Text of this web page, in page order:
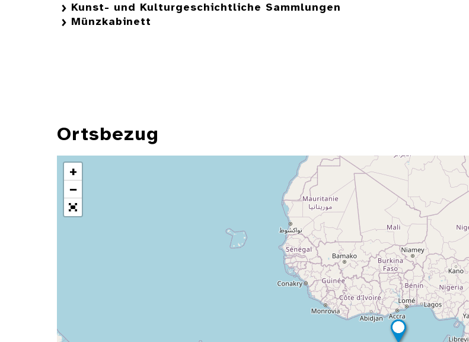
Kunst- und Kulturgeschichtliche Sammlungen
Münzkabinett
Ortsbezug
+
−